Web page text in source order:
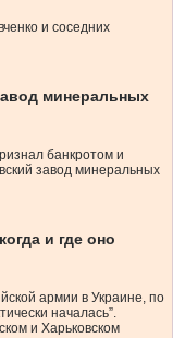
и соседних
минеральных
банкротом и
завод минеральных
и где оно
армии в Украине, по
началась”.
и Харьковском